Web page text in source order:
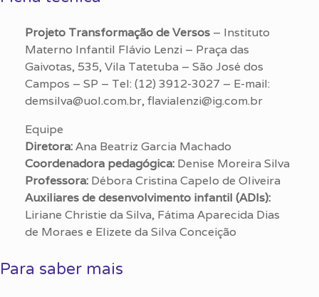
Projeto Transformação de Versos – Instituto
Materno Infantil Flávio Lenzi – Praça das
Gaivotas, 535, Vila Tatetuba – São José dos
Campos – SP – Tel: (12) 3912-3027 – E-mail:
demsilva@uol.com.br, flavialenzi@ig.com.br
Equipe
Diretora:Ana Beatriz Garcia Machado
Coordenadora pedagógica: Denise Moreira Silva
Professora: Débora Cristina Capelo de Oliveira
Auxiliares de desenvolvimento infantil (ADIs):
Liriane Christie da Silva, Fátima Aparecida Dias
de Moraes e Elizete da Silva Conceição
Para saber mais